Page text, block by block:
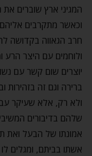
המגיני ארץ שוברים את
וכאשר מתקרבים
חרב הגאווה בקדושה
ולוחמים עם היצר הרע
יוצרים שום קשר עם
ברירה וגם זה בזהירות
ולא רק, אלא שעיקר
שלהם בדיבורים
אמונתו של הבעל ואת
אשתו בביתם, ומגלים